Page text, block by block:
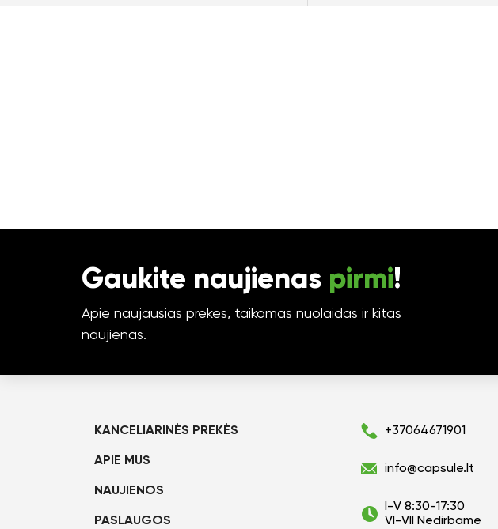
Gaukite naujienas pirmi!
Apie naujausias prekes, taikomas nuolaidas ir kitas
naujienas.
KANCELIARINĖS PREKĖS
APIE MUS
NAUJIENOS
PASLAUGOS
+37064671901
info@capsule.lt
I-V 8:30-17:30
VI-VII Nedirbame